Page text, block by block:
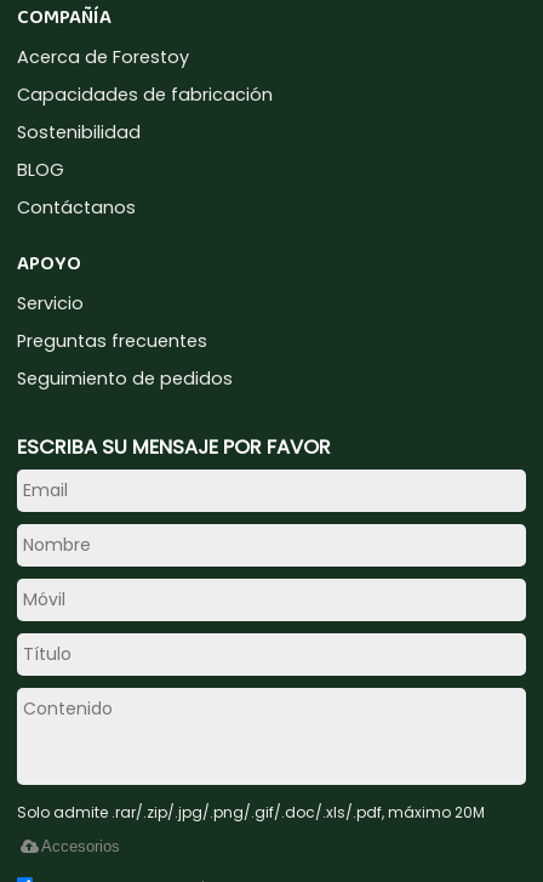
COMPAÑÍA
Acerca de Forestoy
Capacidades de fabricación
Sostenibilidad
BLOG
Contáctanos
APOYO
Servicio
Preguntas frecuentes
Seguimiento de pedidos
ESCRIBA SU MENSAJE POR FAVOR
Solo admite .rar/.zip/.jpg/.png/.gif/.doc/.xls/.pdf, máximo 20M
Accesorios